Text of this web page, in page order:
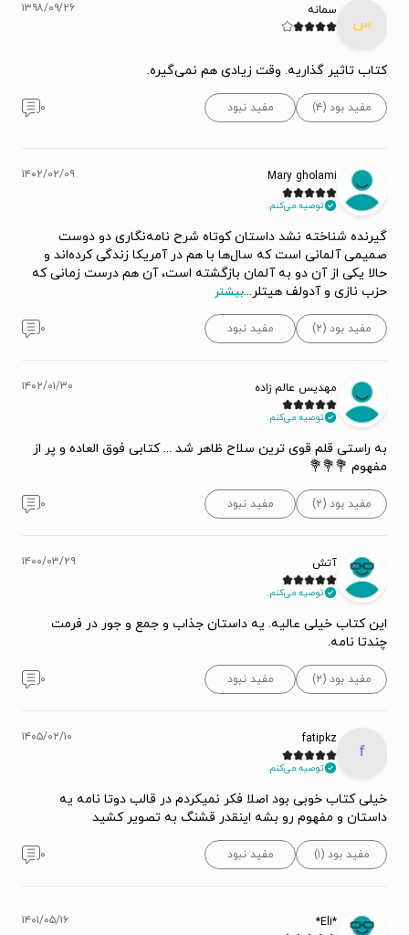
س
سمانه ۱۳۹۸/۰۹/۲۶
کتاب تاثیر گذاریه. وقت زیادی هم نمی‌گیره.
مفید بود (۴) مفید نبود ۰
Mary gholami
توصیه می‌کنم.
۱۴۰۲/۰۲/۰۹
گیرنده شناخته نشد داستان کوتاه شرح نامه‌نگاری دو دوست
صمیمی آلمانی است که سال‌ها با هم در آمریکا زندگی کرده‌اند و
حالا یکی از آن دو به آلمان بازگشته است، آن هم درست زمانی که
حزب نازی و آدولف هیتلر...بیشتر
مفید بود (۲) مفید نبود ۰
مهدیس عالم زاده
توصیه می‌کنم.
۱۴۰۲/۰۱/۳۰
به راستی قلم قوی ترین سلاح ظاهر شد ... کتابی فوق العاده و پر از
مفهوم 💐💐💐
مفید بود (۲) مفید نبود ۰
آتش
توصیه می‌کنم.
۱۴۰۰/۰۳/۲۹
این کتاب خیلی عالیه. یه داستان جذاب و جمع و جور در فرمت
چندتا نامه.
مفید بود (۲) مفید نبود ۰
f
fatipkz
توصیه می‌کنم.
۱۴۰۵/۰۲/۱۰
خیلی کتاب خوبی بود اصلا فکر نمیکردم در قالب دوتا نامه یه
داستان و مفهوم رو بشه اینقدر قشنگ به تصویر کشید
مفید بود (۱) مفید نبود ۰
*Eli* ۱۴۰۱/۰۵/۱۶